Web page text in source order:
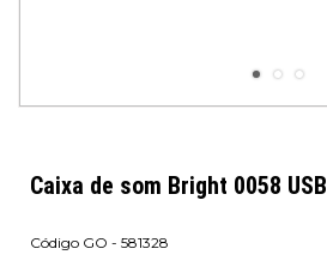
Caixa de som Bright 0058 USB
GO - 581328